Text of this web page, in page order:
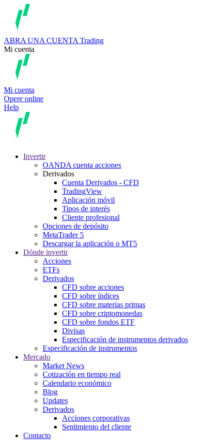
ABRA UNA CUENTA Trading
Mi cuenta
Mi cuenta
Opere online
Help
Invertir
OANDA cuenta acciones
Derivados
Cuenta Derivados - CFD
TradingView
Aplicación móvil
Tipos de interés
Cliente profesional
Opciones de depósito
MetaTrader 5
Descargar la aplicación o MT5
Dónde invertir
Acciones
ETFs
Derivados
CFD sobre acciones
CFD sobre índices
CFD sobre materias primas
CFD sobre criptomonedas
CFD sobre fondos ETF
Divisas
Especificación de instrumentos derivados
Especificación de instrumentos
Mercado
Market News
Cotización en tiempo real
Calendario económico
Blog
Updates
Derivados
Acciones corporativas
Sentimiento del cliente
Contacto